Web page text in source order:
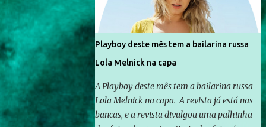
comunicação, que além de informação
cotidiana, corriqueira e cada vez mais
preocupantes, do tipo que você já esta
acostumado a ver neste espaço, vou
trabalhar a ideia que possibilite distribuir
consistente a riqueza do conhecimento...
Exemplo: o cidadão brasileiro não precisa só
ser informado sobre operações da Lava Jato,
Playboy deste mês tem a bailarina russa
Lola Melnick na capa
A Playboy deste mês tem a bailarina russa
Lola Melnick na capa. A revista já está nas
bancas, e a revista divulgou uma palhinha